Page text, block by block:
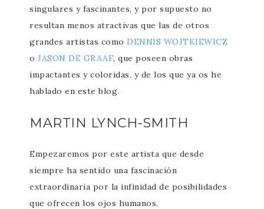
singulares y fascinantes, y por supuesto no
resultan menos atractivas que las de otros
grandes artistas como DENNIS WOJTKIEWICZ
o JASON DE GRAAF, que poseen obras
impactantes y coloridas, y de los que ya os he
hablado en este blog.
MARTIN LYNCH-SMITH
Empezaremos por este artista que desde
siempre ha sentido una fascinación
extraordinaria por la infinidad de posibilidades
que ofrecen los ojos humanos.